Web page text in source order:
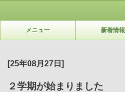
メニュー 新着情報
[25年08月27日]
２学期が始まりました